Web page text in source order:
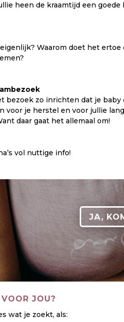
heen de kraamtijd een goede
Waarom doet het
bezoek zo inrichten dat je baby
voor je herstel en voor jullie
daar gaat het allemaal om!
vol nuttige info!
JA,
JOU?
wat je zoekt, als: